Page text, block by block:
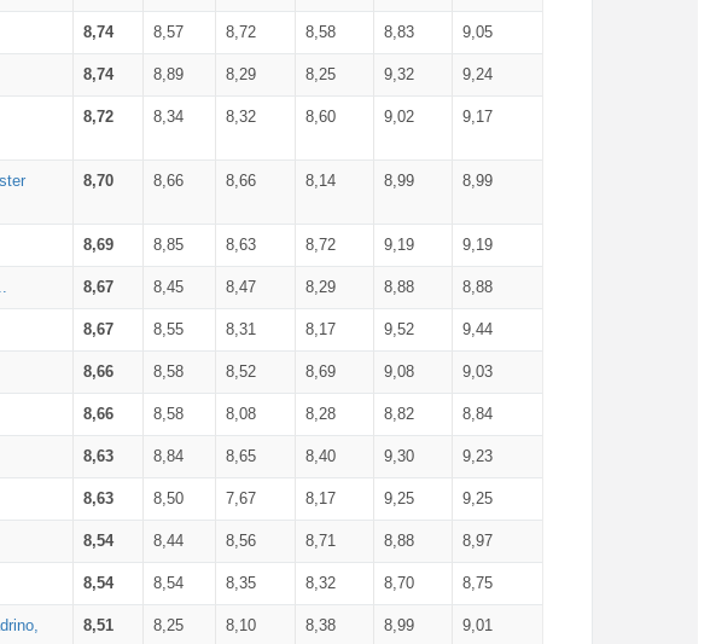
8,74 8,57 8,72 8,58 8,83 9,05
8,74 8,89 8,29 8,25 9,32 9,24
8,72 8,34 8,32 8,60 9,02 9,17
8,70 8,66 8,66 8,14 8,99 8,99
8,69 8,85 8,63 8,72 9,19 9,19
8,67 8,45 8,47 8,29 8,88 8,88
8,67 8,55 8,31 8,17 9,52 9,44
8,66 8,58 8,52 8,69 9,08 9,03
8,66 8,58 8,08 8,28 8,82 8,84
8,63 8,84 8,65 8,40 9,30 9,23
8,63 8,50 7,67 8,17 9,25 9,25
8,54 8,44 8,56 8,71 8,88 8,97
8,54 8,54 8,35 8,32 8,70 8,75
8,51 8,25 8,10 8,38 8,99 9,01